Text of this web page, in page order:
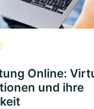
Online:
und ihre